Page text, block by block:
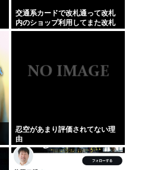
交通系カードで改札通って改札
内のショップ利用してまた改札
出ようとしたら出られなくてワ
忍空があまり評価されてない理
由